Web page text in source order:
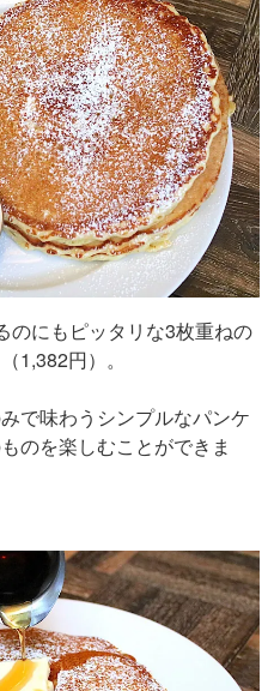
のにもピッタリな3枚重ねの
1,382円）。
で味わうシンプルなパンケ
のを楽しむことができま